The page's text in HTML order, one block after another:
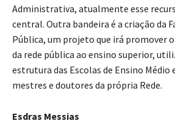
Administrativa, atualmente esse
central. Outra bandeira é a criação da
Pública, um projeto que irá promover
da rede pública ao ensino superior,
estrutura das Escolas de Ensino Médio
mestres e doutores da própria Rede.
Esdras Messias